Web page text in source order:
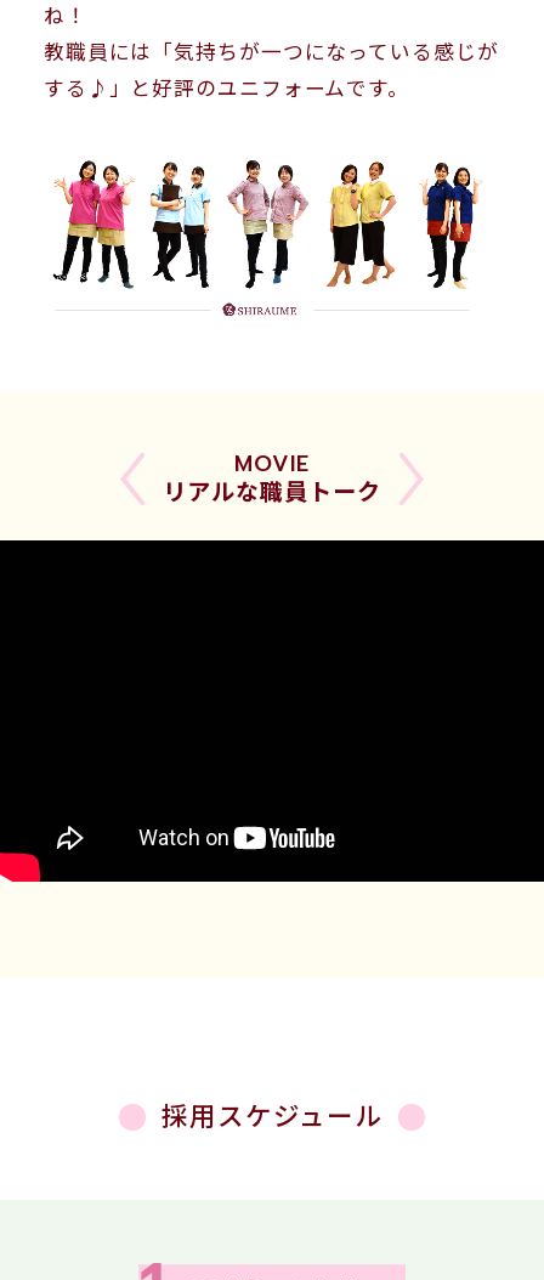
ね！
教職員には「気持ちが一つになっている感じが
する♪」と好評のユニフォームです。
MOVIE
リアルな職員トーク
採用スケジュール